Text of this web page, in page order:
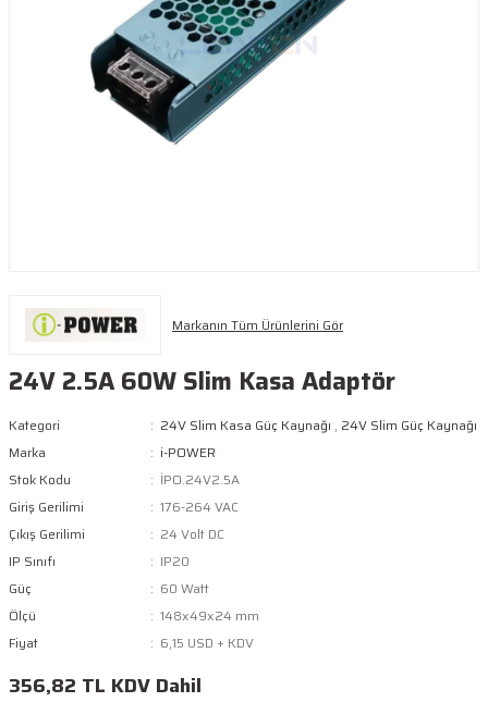
Markanın Tüm Ürünlerini Gör
24V 2.5A 60W Slim Kasa Adaptör
Kategori 24V Slim Kasa Güç Kaynağı , 24V Slim Güç Kaynağı
Marka
i-POWER
Stok Kodu
İPO.24V2.5A
Giriş Gerilimi
176-264 VAC
Çıkış Gerilimi
24 Volt DC
IP Sınıfı
IP20
Güç
60 Watt
Ölçü
148x49x24 mm
Fiyat
6,15 USD + KDV
356,82 TL KDV Dahil